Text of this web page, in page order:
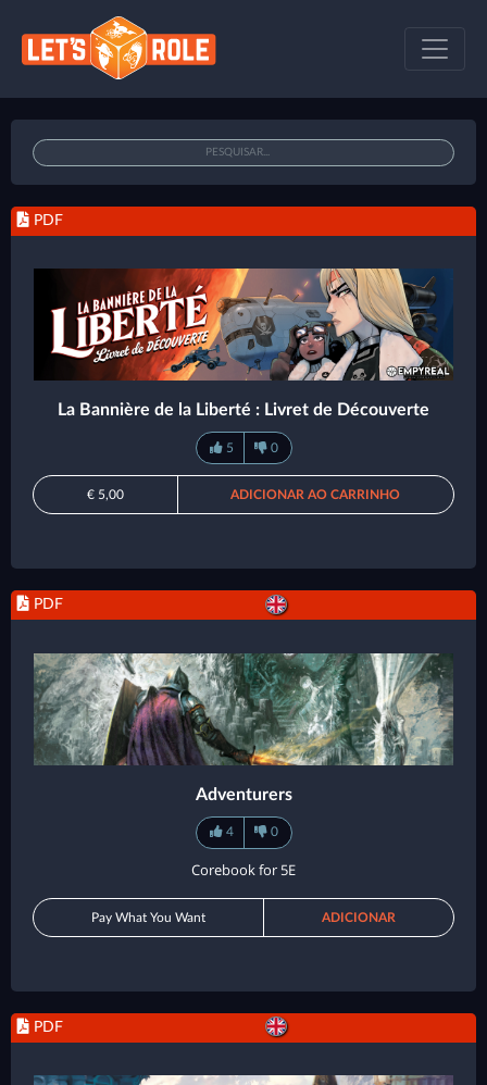
PDF
La Bannière de la Liberté : Livret de Découverte
5 0
€ 5,00 ADICIONAR AO CARRINHO
PDF
Adventurers
4 0
Corebook for 5E
Pay What You Want ADICIONAR
PDF